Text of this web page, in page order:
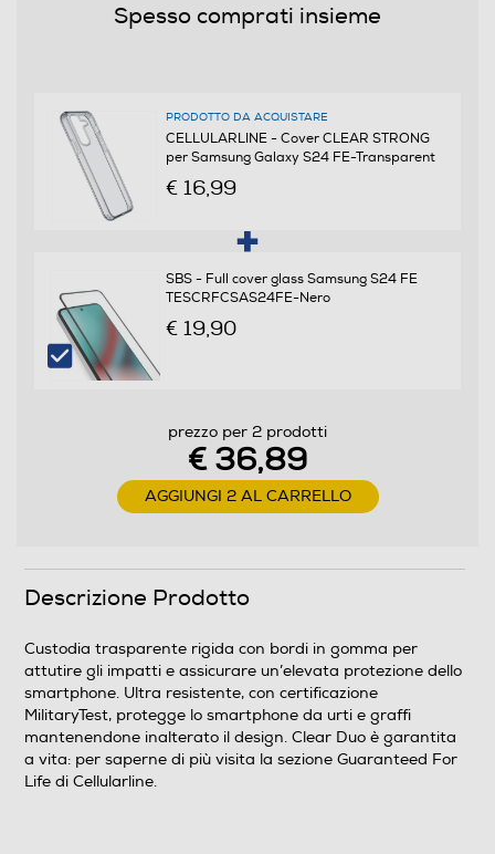
Clicca qui
Spesso comprati insieme
PRODOTTO DA ACQUISTARE
CELLULARLINE - Cover CLEAR STRONG
per Samsung Galaxy S24 FE-Transparent
€ 16,99
SBS - Full cover glass Samsung S24 FE
TESCRFCSAS24FE-Nero
€ 19,90
prezzo per 2 prodotti
€ 36,89
AGGIUNGI 2 AL CARRELLO
Descrizione Prodotto
Custodia trasparente rigida con bordi in gomma per
attutire gli impatti e assicurare un’elevata protezione dello
smartphone. Ultra resistente, con certificazione
MilitaryTest, protegge lo smartphone da urti e graffi
mantenendone inalterato il design. Clear Duo è garantita
a vita: per saperne di più visita la sezione Guaranteed For
Life di Cellularline.